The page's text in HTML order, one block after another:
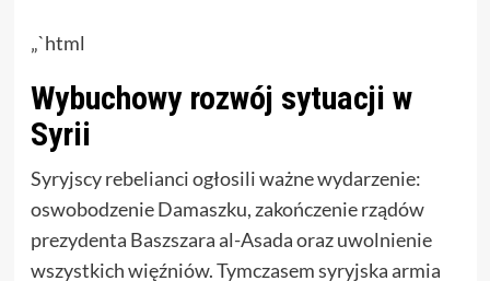
„`html
Wybuchowy rozwój sytuacji w
Syrii
Syryjscy rebelianci ogłosili ważne wydarzenie:
oswobodzenie Damaszku, zakończenie rządów
prezydenta Baszszara al-Asada oraz uwolnienie
wszystkich więźniów. Tymczasem syryjska armia